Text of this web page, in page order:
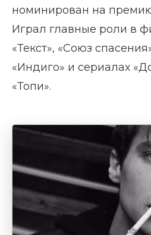
номинирован на
Играл главные роли в
«Текст», «Союз
«Индиго» и сериалах
«Топи».